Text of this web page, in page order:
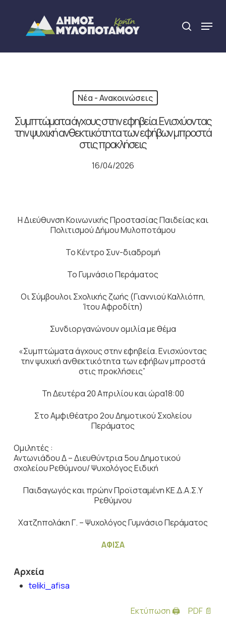
content
search
Menu
Νέα - Ανακοινώσεις
Συμπτώματα άγχους στην εφηβεία. Ενισχύοντας
την ψυχική ανθεκτικότητα των εφήβων μπροστά
στις προκλήσεις
16/04/2026
Η Διεύθυνση Κοινωνικής Προστασίας Παιδείας και
Πολιτισμού Δήμου Μυλοποτάμου
Το Κέντρο Συν-διαδρομή
Το Γυμνάσιο Περάματος
Οι Σύμβουλοι Σχολικής ζωής (Γιαννιού Καλλιόπη,
Ίτου Αφροδίτη)
Συνδιοργανώνουν ομιλία με θέμα
«Συμπτώματα άγχους στην εφηβεία. Ενισχύοντας
την ψυχική ανθεκτικότητα των εφήβων μπροστά
στις προκλήσεις”
Τη Δευτέρα 20 Απριλίου και ώρα18:00
Στο Αμφιθέατρο 2ου Δημοτικού Σχολείου
Περάματος
Ομιλητές :
Αντωνιάδου Δ – Διευθύντρια 5ου Δημοτικού
σχολείου Ρεθύμνου/ Ψυχολόγος Ειδική
Παιδαγωγός και πρώην Προϊσταμένη ΚΕ.Δ.Α.Σ.Υ
Ρεθύμνου
Χατζηπολάκη Γ. – Ψυχολόγος Γυμνάσιο Περάματος
ΑΦΙΣΑ
Αρχεία
teliki_afisa
Εκτύπωση 🖨 PDF 📄
Close